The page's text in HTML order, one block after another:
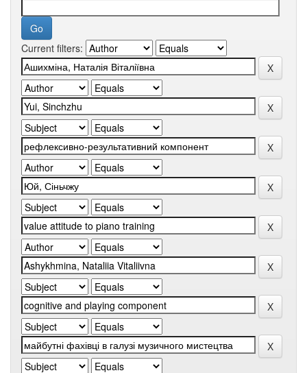
Current filters: